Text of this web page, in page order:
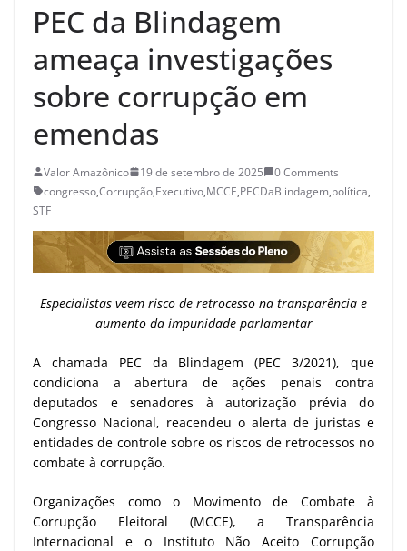
PEC da Blindagem
ameaça investigações
sobre corrupção em
emendas
Valor Amazônico 19 de setembro de 2025
0 Comments
congresso,Corrupção,Executivo,MCCE,PECDaBlindagem,política,
STF
Especialistas veem risco de retrocesso na transparência e
aumento da impunidade parlamentar
A chamada PEC da Blindagem (PEC 3/2021), que
condiciona a abertura de ações penais contra
deputados e senadores à autorização prévia do
Congresso Nacional, reacendeu o alerta de juristas e
entidades de controle sobre os riscos de retrocessos no
combate à corrupção.
Organizações como o Movimento de Combate à
Corrupção Eleitoral (MCCE), a Transparência
Internacional e o Instituto Não Aceito Corrupção